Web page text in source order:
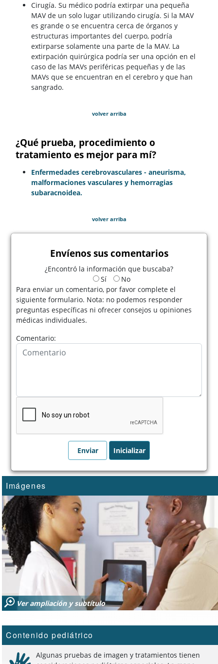
Cirugía. Su médico podría extirpar una pequeña
MAV de un solo lugar utilizando cirugía. Si la MAV
es grande o se encuentra cerca de órganos y
estructuras importantes del cuerpo, podría
extirparse solamente una parte de la MAV. La
extirpación quirúrgica podría ser una opción en el
caso de las MAVs periféricas pequeñas y de las
MAVs que se encuentran en el cerebro y que han
sangrado.
volver arriba
¿Qué prueba, procedimiento o
tratamiento es mejor para mí?
Enfermedades cerebrovasculares - aneurisma,
malformaciones vasculares y hemorragias
subaracnoidea.
volver arriba
Envíenos sus comentarios
¿Encontró la información que buscaba?
Sí
No
Para enviar un comentario, por favor complete el
siguiente formulario. Nota: no podemos responder
preguntas específicas ni ofrecer consejos u opiniones
médicas individuales.
Comentario:
Imágenes
Ver ampliación y subtítulo
Contenido pediátrico
Algunas pruebas de imagen y tratamientos tienen